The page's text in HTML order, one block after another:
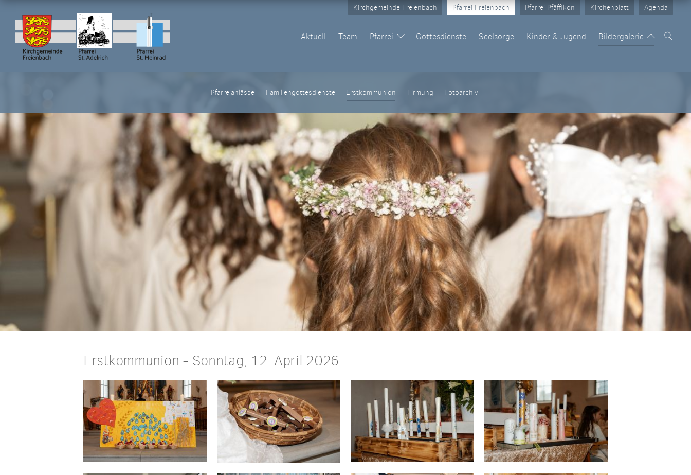
Kirchgemeinde Freienbach Pfarrei Freienbach Pfarrei Pfäffikon Kirchenblatt Agenda
Aktuell Team Pfarrei Gottesdienste Seelsorge Kinder & Jugend Bildergalerie
Pfarreianlässe Familiengottesdienste Erstkommunion Firmung Fotoarchiv
Erstkommunion - Sonntag, 12. April 2026